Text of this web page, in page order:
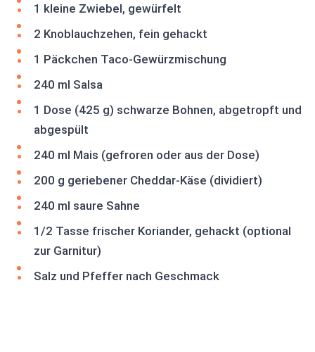
1 kleine Zwiebel, gewürfelt
2 Knoblauchzehen, fein gehackt
1 Päckchen Taco-Gewürzmischung
240 ml Salsa
1 Dose (425 g) schwarze Bohnen, abgetropft und
abgespült
240 ml Mais (gefroren oder aus der Dose)
200 g geriebener Cheddar-Käse (dividiert)
240 ml saure Sahne
1/2 Tasse frischer Koriander, gehackt (optional
zur Garnitur)
Salz und Pfeffer nach Geschmack